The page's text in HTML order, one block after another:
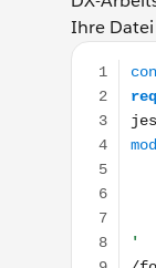
Ihre Datei
const {